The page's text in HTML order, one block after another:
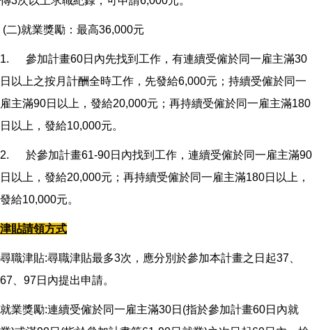
(二)就業獎勵：最高36,000元
1. 參加計畫60日內先找到工作，有連續受僱於同一雇主滿30
日以上之按月計酬全時工作，先發給6,000元；持續受僱於同一
雇主滿90日以上，發給20,000元；再持續受僱於同一雇主滿180
日以上，發給10,000元。
2. 於參加計畫61-90日內找到工作，連續受僱於同一雇主滿90
日以上，發給20,000元；再持續受僱於同一雇主滿180日以上，
發給10,000元。
津貼請領方式
尋職津貼:尋職津貼最多3次，應分別於參加本計畫之日起37、
67、97日內提出申請。
就業獎勵:連續受僱於同一雇主滿30日(指於參加計畫60日內就